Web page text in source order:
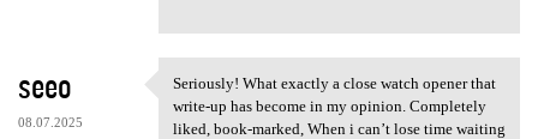
seeo
08.07.2025
Seriously! What exactly a
Seriously! What exactly a close watch opener that
write-up has become in my opinion. Completely
liked, book-marked, When i can’t lose time waiting